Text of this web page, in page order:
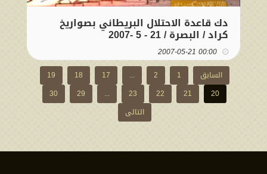
دك قاعدة الاحتلال البريطاني بصواريخ
كراد / البصرة / 21 - 5 -2007
00:00 2007-05-21
السابق
1
2
...
17
18
19
20
21
22
23
...
29
30
التالی